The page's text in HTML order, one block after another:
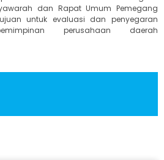
dan Rapat Umum Pemegang
untuk evaluasi dan penyegaran
perusahaan daerah